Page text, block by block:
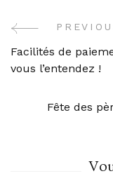
Post
Facilités de
vous l’entendez !
Fête des